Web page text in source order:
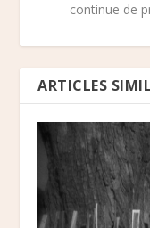
continue de
ARTICLES